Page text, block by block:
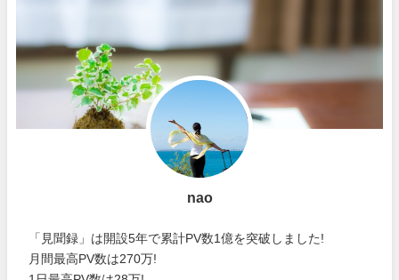
nao
「見聞録」は開設5年で累計PV数1億を突破しました!
月間最高PV数は270万!